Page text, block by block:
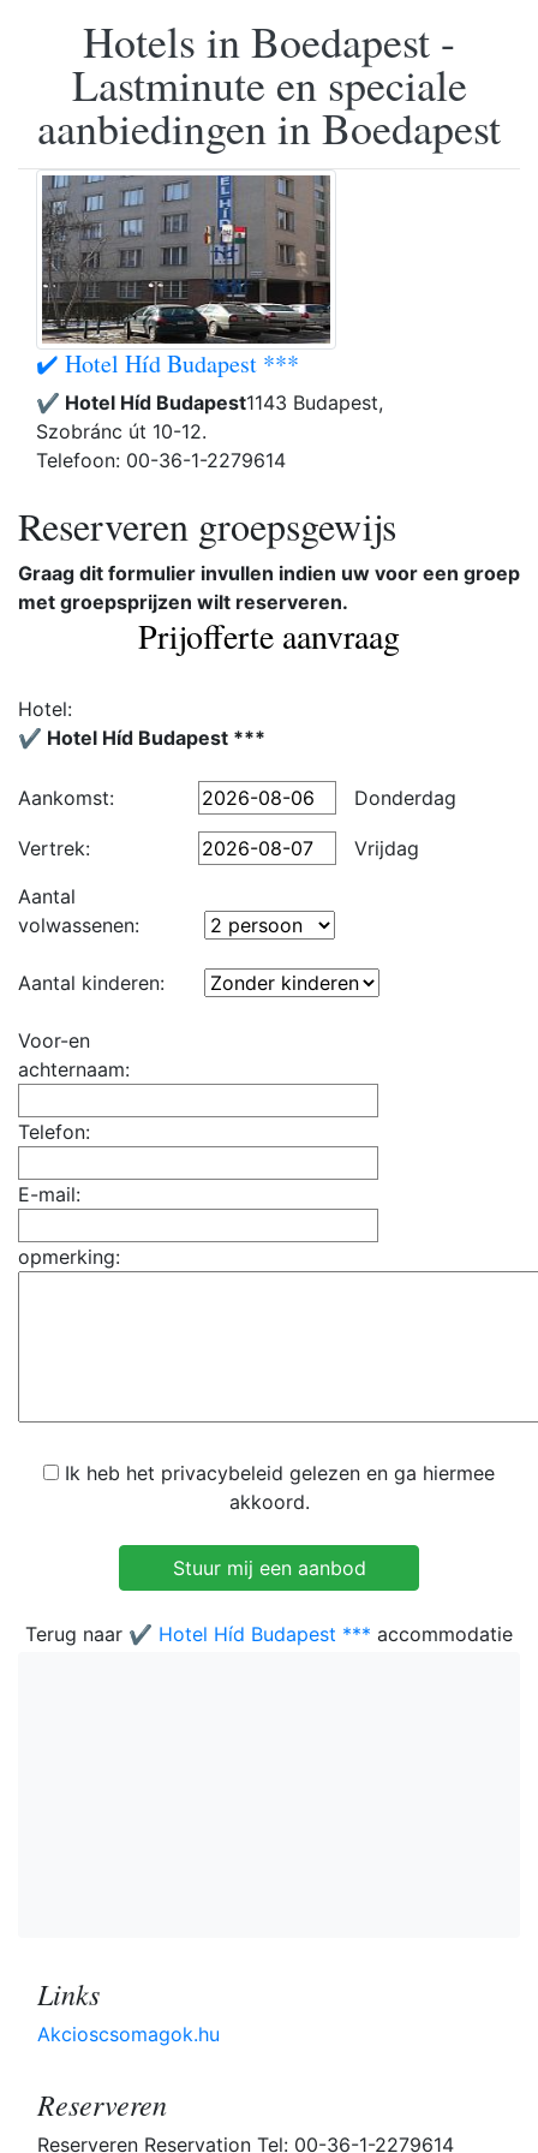
Hotels in Boedapest -
Lastminute en speciale
aanbiedingen in Boedapest
✔️ Hotel Híd Budapest ***
✔️ Hotel Híd Budapest1143 Budapest,
Szobránc út 10-12.
Telefoon: 00-36-1-2279614
Reserveren groepsgewijs
Graag dit formulier invullen indien uw voor een groep
met groepsprijzen wilt reserveren.
Prijofferte aanvraag
Hotel:
✔️ Hotel Híd Budapest ***
Aankomst: Donderdag
Vertrek:
Vrijdag
Aantal
volwassenen:
Aantal kinderen:
Voor-en
achternaam:
Telefon:
E-mail:
opmerking:
Ik heb het privacybeleid gelezen en ga hiermee
akkoord.
Terug naar ✔️ Hotel Híd Budapest *** accommodatie
Links
Akcioscsomagok.hu
Reserveren
Reserveren Reservation Tel: 00-36-1-2279614